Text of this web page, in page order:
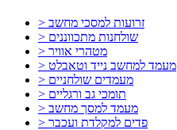
> זרועות למסכי מחשב
> שולחנות מתכווננים
> מטהרי אוויר
> מעמד למחשב נייד וטאבלט
> מעמדים שולחניים
> תומכי גב ורגליים
> מעמד למסך מחשב
> פדים למקלדת ועכבר